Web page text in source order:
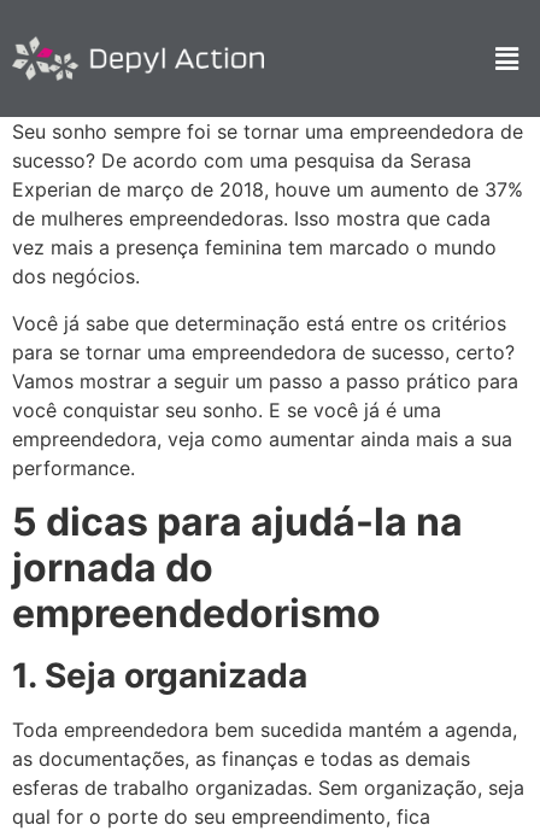
Seu sonho sempre foi se tornar uma empreendedora de
sucesso? De acordo com uma pesquisa da Serasa
Experian de março de 2018, houve um aumento de 37%
de mulheres empreendedoras. Isso mostra que cada
vez mais a presença feminina tem marcado o mundo
dos negócios.
Você já sabe que determinação está entre os critérios
para se tornar uma empreendedora de sucesso, certo?
Vamos mostrar a seguir um passo a passo prático para
você conquistar seu sonho. E se você já é uma
empreendedora, veja como aumentar ainda mais a sua
performance.
5 dicas para ajudá-la na
jornada do
empreendedorismo
1. Seja organizada
Toda empreendedora bem sucedida mantém a agenda,
as documentações, as finanças e todas as demais
esferas de trabalho organizadas. Sem organização, seja
qual for o porte do seu empreendimento, fica